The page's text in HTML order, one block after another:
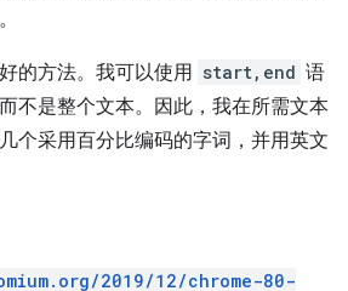
的方法。我可以使用 start,end 语
不是整个文本。因此，我在所需文本
个采用百分比编码的字词，并用英文
2019/12/chrome-80-